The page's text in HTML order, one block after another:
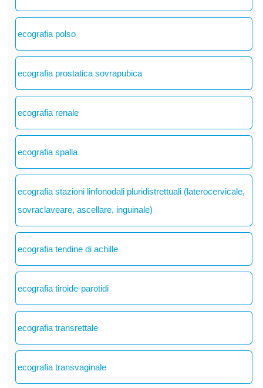
ecografia polso
ecografia prostatica sovrapubica
ecografia renale
ecografia spalla
ecografia stazioni linfonodali pluridistrettuali (laterocervicale,
sovraclaveare, ascellare, inguinale)
ecografia tendine di achille
ecografia tiroide-parotidi
ecografia transrettale
ecografia transvaginale